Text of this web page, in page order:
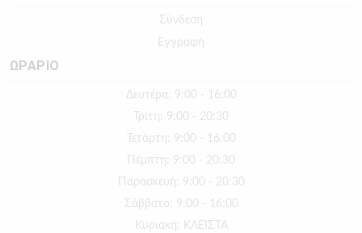
Σύνδεση
Εγγραφή
ΩΡΑΡΙΟ
Δευτέρα: 9:00 - 16:00
Τρίτη: 9:00 - 20:30
Τετάρτη: 9:00 - 16:00
Πέμπτη: 9:00 - 20:30
Παρασκευή: 9:00 - 20:30
Σάββατο: 9:00 - 16:00
Κυριακή: ΚΛΕΙΣΤΑ